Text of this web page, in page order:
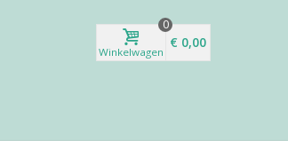
Winkelwagen
0
€ 0,00